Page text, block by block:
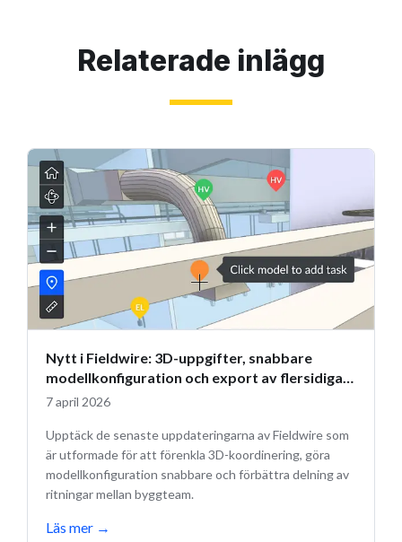
Relaterade inlägg
Nytt i Fieldwire: 3D-uppgifter, snabbare
modellkonfiguration och export av flersidiga
ritningar
7 april 2026
Upptäck de senaste uppdateringarna av Fieldwire som
är utformade för att förenkla 3D-koordinering, göra
modellkonfiguration snabbare och förbättra delning av
ritningar mellan byggteam.
Läs mer →